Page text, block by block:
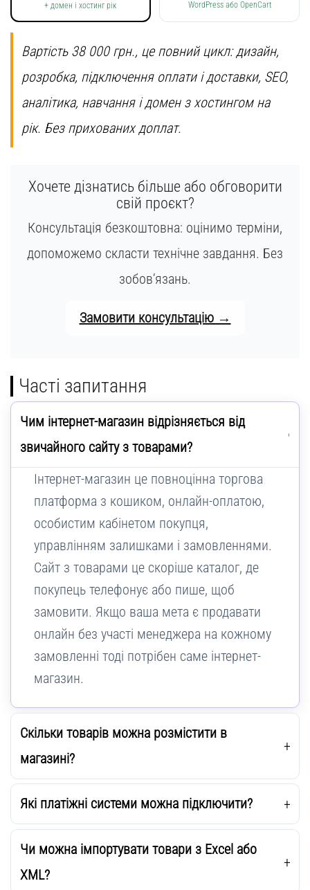
+ домен і хостинг рік WordPress або OpenCart
Вартість 38 000 грн., це повний цикл: дизайн,
розробка, підключення оплати і доставки, SEO,
аналітика, навчання і домен з хостингом на
рік. Без прихованих доплат.
Хочете дізнатись більше або обговорити
свій проєкт?
Консультація безкоштовна: оцінимо терміни,
допоможемо скласти технічне завдання. Без
зобов’язань.
Замовити консультацію →
Часті запитання
Чим інтернет-магазин відрізняється від
звичайного сайту з товарами?
Інтернет-магазин це повноцінна торгова
платформа з кошиком, онлайн-оплатою,
особистим кабінетом покупця,
управлінням залишками і замовленнями.
Сайт з товарами це скоріше каталог, де
покупець телефонує або пише, щоб
замовити. Якщо ваша мета є продавати
онлайн без участі менеджера на кожному
замовленні тоді потрібен саме інтернет-
магазин.
Скільки товарів можна розмістити в
магазині?
Які платіжні системи можна підключити?
Чи можна імпортувати товари з Excel або
XML?